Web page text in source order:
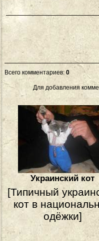
Всего комментариев: 0
Для добавления
Украинский кот
[Типичный
кот в
одёжки]